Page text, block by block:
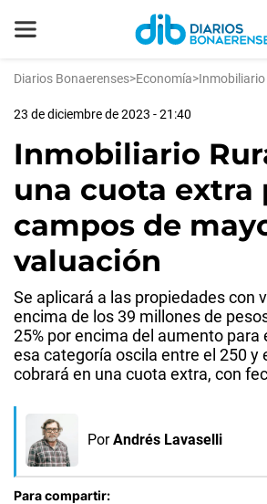
Diarios Bonaerenses>Economía>Inmobiliario
23 de diciembre de 2023 - 21:40
Inmobiliario
una cuota extra
campos de
valuación
Se aplicará a las propiedades con
encima de los 39 millones de
25% por encima del aumento para
esa categoría oscila entre el 250 y
cobrará en una cuota extra, con
Por Andrés Lavaselli
Para compartir: